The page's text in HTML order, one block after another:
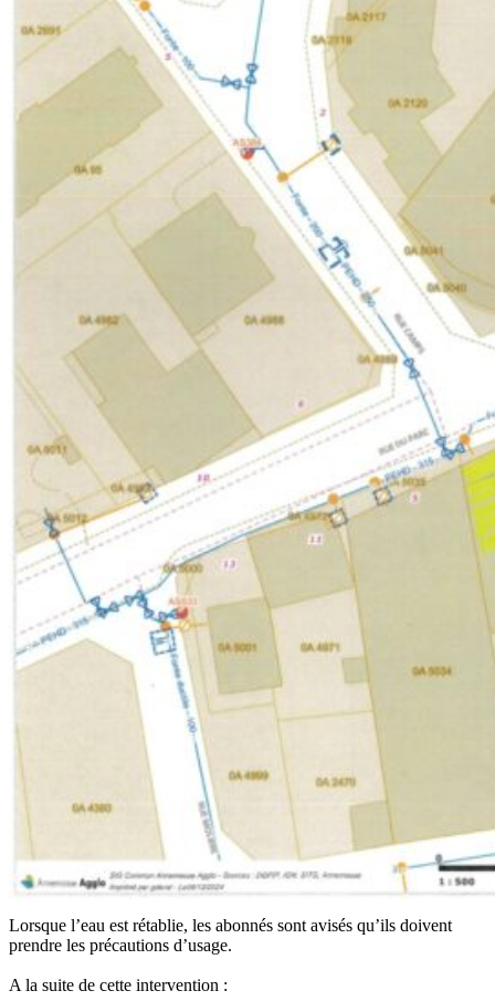
Lorsque l’eau est rétablie, les abonnés sont avisés qu’ils doivent
prendre les précautions d’usage.
A la suite de cette intervention :